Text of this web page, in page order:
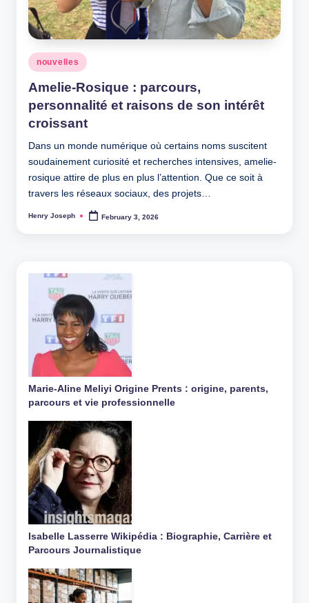
Posted
in
nouvelles
Amelie-Rosique : parcours,
personnalité et raisons de son intérêt
croissant
Dans un monde numérique où certains noms suscitent
soudainement curiosité et recherches intensives, amelie-
rosique attire de plus en plus l’attention. Que ce soit à
travers les réseaux sociaux, des projets…
Posted
Henry Joseph February 3, 2026
Marie-Aline Meliyi Origine Prents : origine, parents,
parcours et vie professionnelle
Isabelle Lasserre Wikipédia : Biographie, Carrière et
Parcours Journalistique